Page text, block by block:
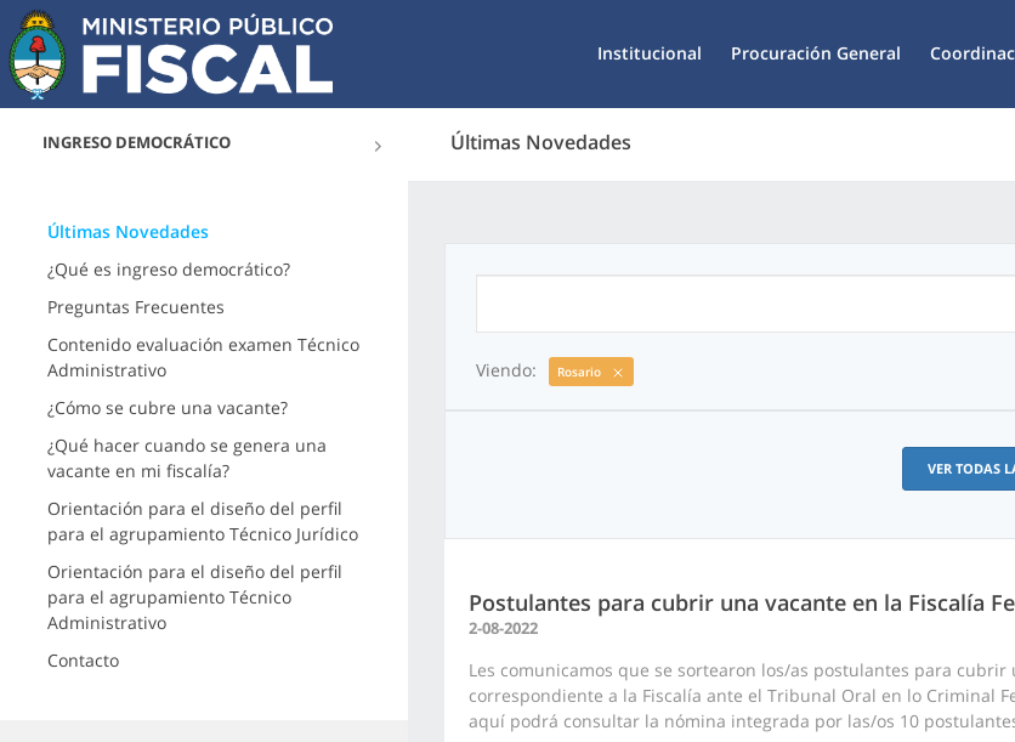
Institucional Procuración General
INGRESO DEMOCRÁTICO Últimas Novedades
Últimas Novedades
¿Qué es ingreso democrático?
Preguntas Frecuentes
Contenido evaluación examen Técnico
Administrativo
¿Cómo se cubre una vacante?
¿Qué hacer cuando se genera una
vacante en mi fiscalía?
Orientación para el diseño del perfil
para el agrupamiento Técnico Jurídico
Orientación para el diseño del perfil
para el agrupamiento Técnico
Administrativo
Contacto
Viendo: Rosario
VER TODAS
Postulantes para cubrir una vacante en la Fiscalía
2-08-2022
Les comunicamos que se sortearon los/as postulantes para
correspondiente a la Fiscalía ante el Tribunal Oral en lo Criminal
aquí podrá consultar la nómina integrada por las/os 10